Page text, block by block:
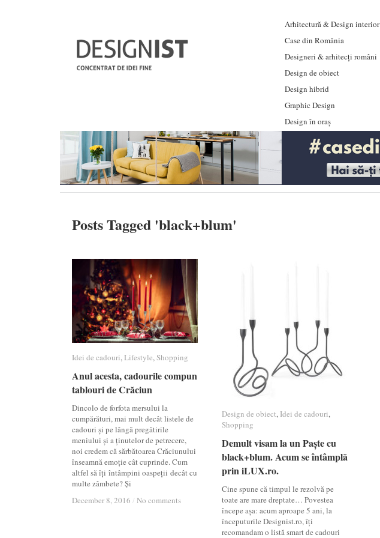
Arhitectură & Design interior
Case din România
Designeri & arhitecți români
Design de obiect
Design hibrid
Graphic Design
Design în oraș
Posts Tagged 'black+blum'
Idei de cadouri,Lifestyle,Shopping
Anul acesta, cadourile compun
tablouri de Crăciun
Dincolo de forfota mersului la
cumpărături, mai mult decât listele de
cadouri și pe lângă pregătirile
meniului și a ținutelor de petrecere,
noi credem că sărbătoarea Crăciunului
înseamnă emoție cât cuprinde. Cum
altfel să îți întâmpini oaspeții decât cu
multe zâmbete? Și
December 8, 2016 / No comments
Idei de cadouri Lifestyle Shopping
Anul acesta, cadourile compun
tablouri de Crăciun
December 8, 2016 / No comments
Design de obiect, Idei de cadouri,
Shopping
Demult visam la un Paște cu
black+blum. Acum se întâmplă
prin iLUX.ro.
Cine spune că timpul le rezolvă pe
toate are mare dreptate… Povestea
începe așa: acum aproape 5 ani, la
începuturile Designist.ro, îți
recomandam o listă smart de cadouri
Design de obiect Idei de cadouri
Shopping
Demult visam la un Paște cu
black+blum. Acum se întâmplă
prin iLUX.ro.